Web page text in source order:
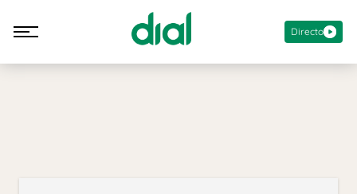
Directo